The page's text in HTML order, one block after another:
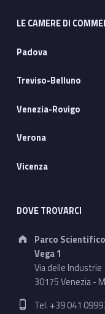
LE CAMERE DI
Padova
Treviso-Belluno
Venezia-Rovigo
Verona
Vicenza
DOVE TROVARCI
Address:
Parco
Vega 1
Via delle
30175 Venezia -
Phone number:
Tel. +39 041